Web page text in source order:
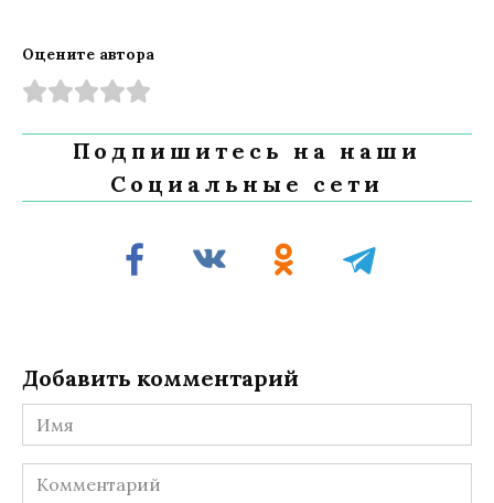
Оцените автора
Подпишитесь на наши
Социальные сети
Добавить комментарий
Имя
Комментарий